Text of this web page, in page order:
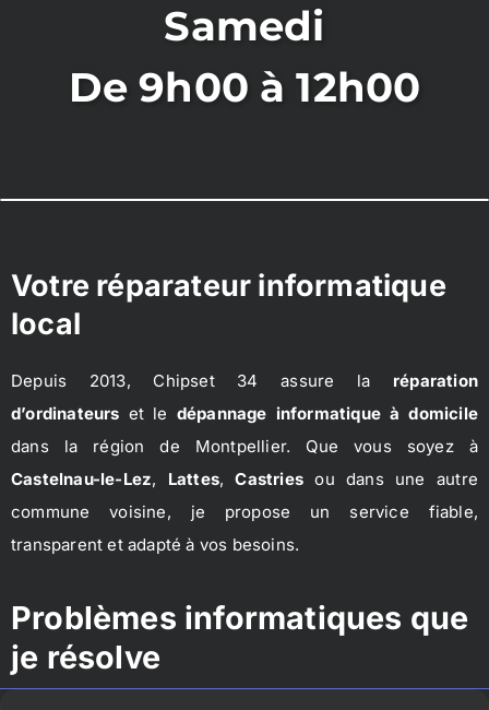
Samedi
De 9h00 à 12h00
Votre réparateur informatique
local
Depuis 2013, Chipset 34 assure la réparation
d’ordinateurs et le dépannage informatique à domicile
dans la région de Montpellier. Que vous soyez à
Castelnau-le-Lez, Lattes,Castries ou dans une autre
commune voisine, je propose un service fiable,
transparent et adapté à vos besoins.
Problèmes informatiques que
je résolve